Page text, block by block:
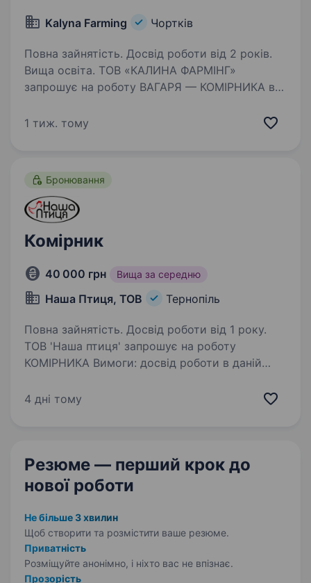
Kalyna Farming Чортків
Повна зайнятість. Досвід роботи від 2 років.
Вища освіта. ТОВ «КАЛИНА ФАРМІНГ»
запрошує на роботу ВАГАРЯ — КОМІРНИКА в
продукції та вантажів на вагах різних типів;
1 тиж. тому
Бронювання
Комірник
40 000 грн Вища за середню
Наша Птиця, ТОВ Тернопіль
Повна зайнятість. Досвід роботи від 1 року.
ТОВ 'Наша птиця' запрошує на роботу
КОМІРНИКА Вимоги: досвід роботи в даній
відповідальність, дисциплінованість.
4 дні тому
Резюме — перший крок до
нової роботи
Не більше 3 хвилин
Щоб створити та розмістити ваше резюме.
Приватність
Розміщуйте анонімно, і ніхто вас не впізнає.
Прозорість